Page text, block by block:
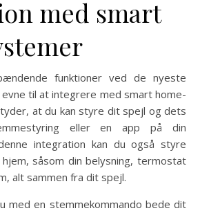
med smart
funktioner ved de nyeste
til at integrere med smart home-
at du kan styre dit spejl og dets
eller en app på din
integration kan du også styre
såsom din belysning, termostat
alt sammen fra dit spejl.
med en stemmekommando bede dit